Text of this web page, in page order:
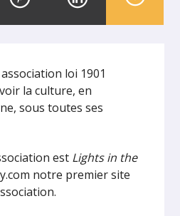
loi 1901
la culture, en
sous toutes ses
est Lights in the
notre premier site